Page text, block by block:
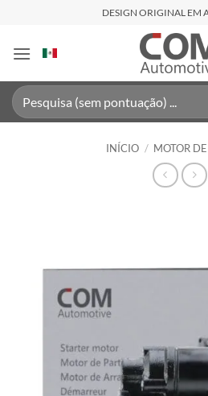
content
DESIGN ORIGINAL EM
Pesquisar
por:
INÍCIO / MOTOR